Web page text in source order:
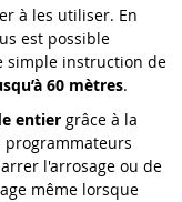
à les utiliser. En
est possible
simple instruction de
60 mètres.
entier grâce à la
programmateurs
l'arrosage ou de
même lorsque